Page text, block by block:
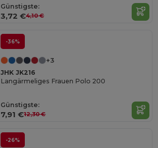
Günstigste:
3,72 €4,10 €
-36%
+3
JHK JK216
Langärmeliges Frauen Polo 200
Günstigste:
7,91 €12,30 €
-26%